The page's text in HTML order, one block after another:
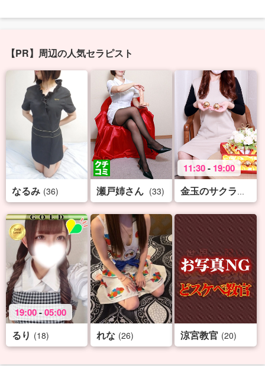
【PR】周辺の人気セラピスト
なるみ (36) 瀬戸姉さん (33)
11:30- 19:00
金玉のサクライ
19:00-05:00
るり (18) れな (26) 涼宮教官 (20)